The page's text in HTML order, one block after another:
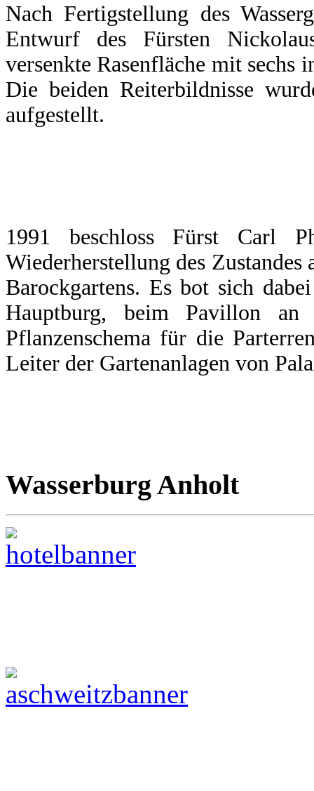
Nach Fertigstellung des
Entwurf des Fürsten
versenkte Rasenfläche mit sechs
Die beiden Reiterbildnisse
aufgestellt.
1991 beschloss Fürst Carl
Wiederherstellung des Zustandes
Barockgartens. Es bot sich
Hauptburg, beim Pavillon an
Pflanzenschema für die
Leiter der Gartenanlagen von
Wasserburg Anholt